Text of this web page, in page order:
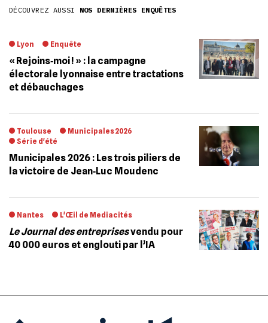
DÉCOUVREZ AUSSI NOS DERNIÈRES ENQUÊTES
Lyon Enquête
« Rejoins‐moi ! » : la campagne
électorale lyonnaise entre tractations
et débauchages
Toulouse
Municipales 2026
Série d'été
Municipales 2026 : Les trois piliers de
la victoire de Jean‐Luc Moudenc
Nantes L'Œil de Mediacités
Le Journal des entreprisesvendu pour
40 000 euros et englouti par l’IA